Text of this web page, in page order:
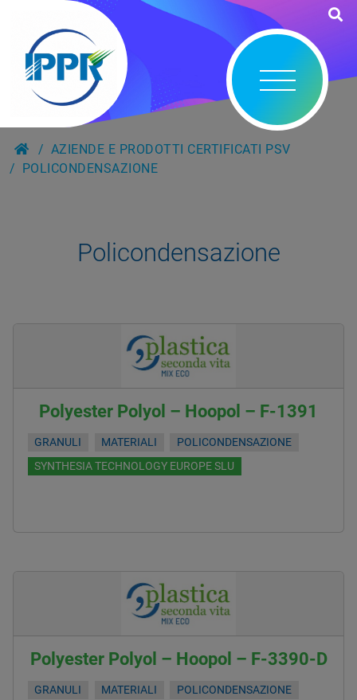
AZIENDE E PRODOTTI CERTIFICATI PSV
POLICONDENSAZIONE
Policondensazione
Polyester Polyol – Hoopol – F-1391
GRANULI MATERIALI
POLICONDENSAZIONE
SYNTHESIA TECHNOLOGY EUROPE SLU
Polyester Polyol – Hoopol – F-3390-D
GRANULI MATERIALI
POLICONDENSAZIONE